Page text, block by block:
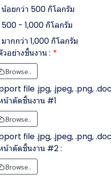
น้อยกว่า 500 กิโลกรัม
500 - 1,000 กิโลกรัม
มากกว่า 1,000 กิโลกรัม
วอย่างชิ้นงาน :
Browse..
file .jpg, .jpeg, .png,
น้าตัดชิ้นงาน #1
Browse..
file .jpg, .jpeg, .png,
น้าตัดชิ้นงาน #2 :
Browse..